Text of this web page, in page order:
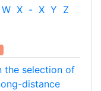
W X - X Y Z
the selection of
distance